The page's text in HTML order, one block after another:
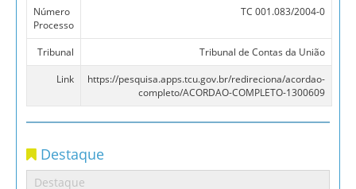
Número
Processo
TC 001.083/2004-0
Tribunal
Tribunal de Contas da União
Link
https://pesquisa.apps.tcu.gov.br/redireciona/acordao-
completo/ACORDAO-COMPLETO-1300609
Destaque